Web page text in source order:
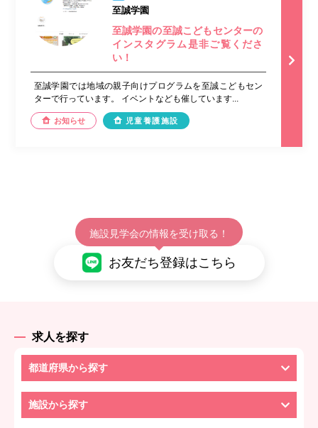
至誠学園
至誠学園の至誠こどもセンターの
インスタグラム是非ご覧くださ
い！
至誠学園では地域の親子向けプログラムを至誠こどもセン
ターで行っています。 イベントなども催しています...
お知らせ 児童養護施設
施設見学会の情報を受け取る！
お友だち登録はこちら
求人を探す
都道府県から探す
施設から探す